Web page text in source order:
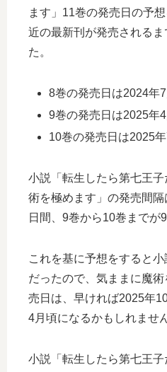
ます」11巻の発売日の予
近の最新刊が発売される
た。
8巻の発売日は2024年7
9巻の発売日は2025年4
10巻の発売日は2025年
小説「転生したら第七王
術を極めます」の発売間
日間、9巻から10巻までが
これを基に予想をすると
だったので、気ままに魔
売日は、早ければ2025年
4月頃になるかもしれません
小説「転生したら第七王